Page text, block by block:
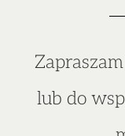
lub do